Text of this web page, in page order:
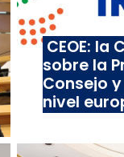
CEOE: la
sobre la
Consejo
nivel